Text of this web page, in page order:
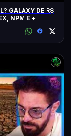
GALAXY DE R$
20 MIL? CHATGPT, GTA 6, SWITCH, SPACEX, NPM E +